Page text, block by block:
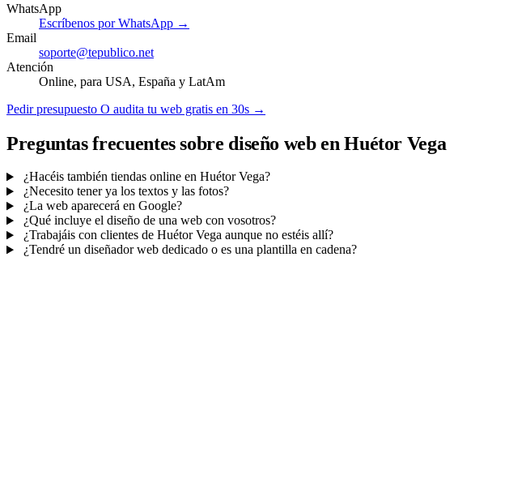
WhatsApp
Escríbenos por WhatsApp →
Email
soporte@tepublico.net
Atención
Online, para USA, España y LatAm
Pedir presupuesto O audita tu web gratis en 30s →
Preguntas frecuentes sobre diseño web en Huétor Vega
¿Hacéis también tiendas online en Huétor Vega?
¿Necesito tener ya los textos y las fotos?
¿La web aparecerá en Google?
¿Qué incluye el diseño de una web con vosotros?
¿Trabajáis con clientes de Huétor Vega aunque no estéis allí?
¿Tendré un diseñador web dedicado o es una plantilla en cadena?